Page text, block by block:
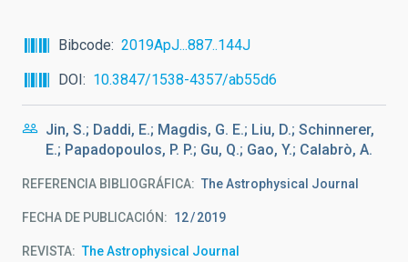
Bibcode
2019ApJ...887..144J
DOI
10.3847/1538-4357/ab55d6
Jin, S.; Daddi, E.; Magdis, G. E.; Liu, D.; Schinnerer,
E.; Papadopoulos, P. P.; Gu, Q.; Gao, Y.; Calabrò, A.
REFERENCIA BIBLIOGRÁFICA The Astrophysical Journal
FECHA DE PUBLICACIÓN: 12 2019
REVISTA The Astrophysical Journal